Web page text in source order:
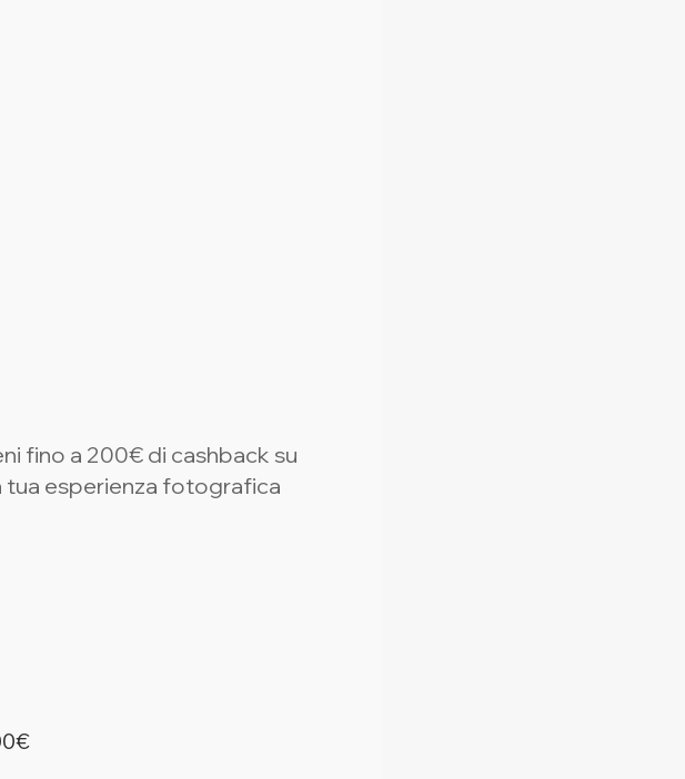
fino a 200€ di cashback su
tua esperienza fotografica